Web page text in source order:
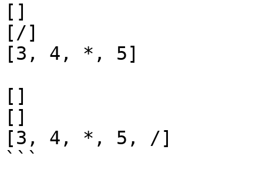
[]
[/]
[3, 4, *, 5]
[]
[]
[3, 4, *, 5, /]
```